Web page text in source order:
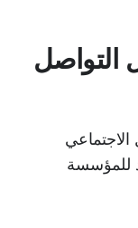
التواصل
للمؤسسة